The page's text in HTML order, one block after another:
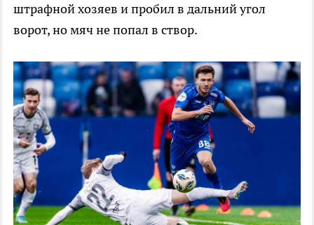
штрафной хозяев и пробил в дальний угол
ворот, но мяч не попал в створ.